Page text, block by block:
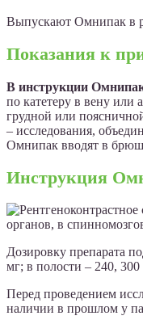
Выпускают Омнипак в
Показания к
В инструкции
по катетеру в вену
грудной или
– исследования,
Омнипак вводят в
Инструкция
органов, в
Дозировку препарата
мг; в полости – 240,
Перед проведением
наличии в прошлом у